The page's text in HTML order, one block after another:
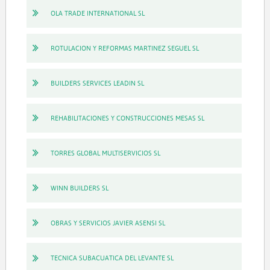
OLA TRADE INTERNATIONAL SL
ROTULACION Y REFORMAS MARTINEZ SEGUEL SL
BUILDERS SERVICES LEADIN SL
REHABILITACIONES Y CONSTRUCCIONES MESAS SL
TORRES GLOBAL MULTISERVICIOS SL
WINN BUILDERS SL
OBRAS Y SERVICIOS JAVIER ASENSI SL
TECNICA SUBACUATICA DEL LEVANTE SL